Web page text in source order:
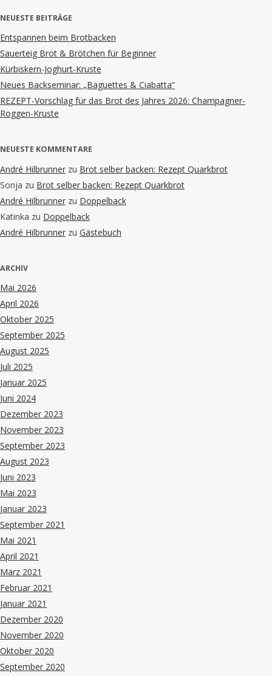
NEUESTE BEITRÄGE
Entspannen beim Brotbacken
Sauerteig Brot & Brötchen für Beginner
Kürbiskern-Joghurt-Kruste
Neues Backseminar: „Baguettes & Ciabatta“
REZEPT-Vorschlag für das Brot des Jahres 2026: Champagner-
Roggen-Kruste
NEUESTE KOMMENTARE
André Hilbrunner zu Brot selber backen: Rezept Quarkbrot
Sonja zu Brot selber backen: Rezept Quarkbrot
André Hilbrunner zu Doppelback
Katinka zu Doppelback
André Hilbrunner zu Gästebuch
ARCHIV
Mai 2026
April 2026
Oktober 2025
September 2025
August 2025
Juli 2025
Januar 2025
Juni 2024
Dezember 2023
November 2023
September 2023
August 2023
Juni 2023
Mai 2023
Januar 2023
September 2021
Mai 2021
April 2021
März 2021
Februar 2021
Januar 2021
Dezember 2020
November 2020
Oktober 2020
September 2020